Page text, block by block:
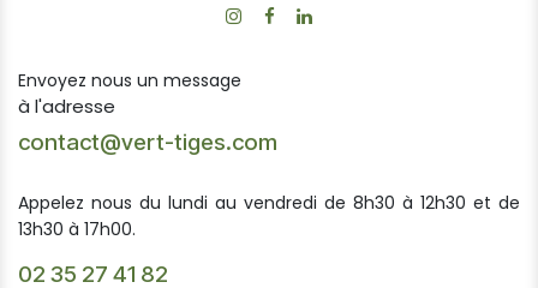
Envoyez nous un message
à l'adresse
contact@vert-tiges.com
Appelez nous du lundi au vendredi de 8h30 à 12h30 et de
13h30 à 17h00.
02 35 27 41 82